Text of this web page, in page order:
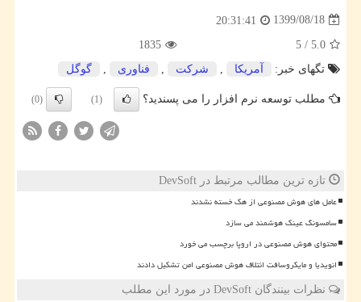
1399/08/18
20:31:41
5.0
/
5
1835
تگهای خبر:
آمریكا شركت فناوری گوگل
مطلب توسعه نرم افزار را می پسندید؟ (1)
(0)
تازه ترین مطالب مرتبط در DevSoft
عامل های هوش مصنوعی از هک خسته نشدند
سامسونگ عینک هوشمند می سازد
محتوای هوش مصنوعی در اروپا برچسب می خورد
انویدیا و مایکروسافت ائتلاف هوش مصنوعی امن تشکیل دادند
نظرات بینندگان DevSoft در مورد این مطلب